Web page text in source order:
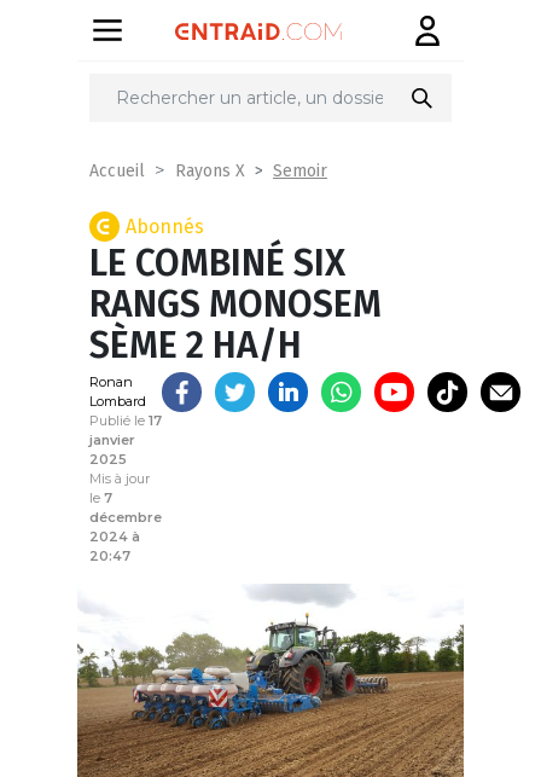
Partager
Accueil Rayons X Semoir
Abonnés
LE COMBINÉ SIX
RANGS MONOSEM
SÈME 2 HA/H
Ronan
Lombard
Publié le 17
janvier
2025
Mis à jour
le 7
décembre
2024 à
20:47